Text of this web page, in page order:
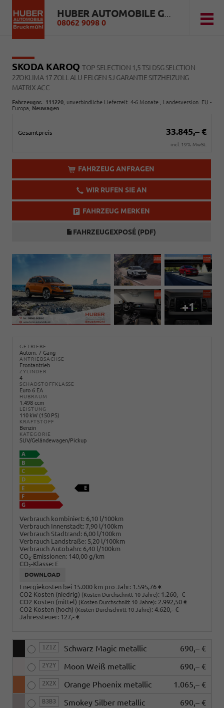
HUBER AUTOMOBILE GMBH
08062 9098 0
SKODA KAROQTOP SELECTION 1,5 TSI DSG SELCTION
2ZOKLIMA 17 ZOLL ALU FELGEN 5J GARANTIE SITZHEIZUNG
MATRIX ACC
Fahrzeugnr.: 111220 , unverbindliche Lieferzeit: 4-6 Monate , Landesversion: EU -
Europa, Neuwagen
Gesamtpreis 33.845,– €
incl. 19% MwSt.
FAHRZEUG ANFRAGEN
WIR RUFEN SIE AN
FAHRZEUG MERKEN
FAHRZEUGEXPOSÉ (PDF)
+1
GETRIEBE
Autom. 7-Gang
ANTRIEBSACHSE
Frontantrieb
ZYLINDER
4
SCHADSTOFFKLASSE
Euro 6 EA
HUBRAUM
1.498 ccm
LEISTUNG
110 kW (150 PS)
KRAFTSTOFF
Benzin
KATEGORIE
SUV/Geländewagen/Pickup
Verbrauch kombiniert: 6,10 l/100km
Verbrauch Innenstadt: 7,90 l/100km
Verbrauch Stadtrand: 6,00 l/100km
Verbrauch Landstraße: 5,20 l/100km
Verbrauch Autobahn: 6,40 l/100km
CO2-Emissionen: 140,00 g/km
CO2-Klasse: E
DOWNLOAD
Energiekosten bei 15.000 km pro Jahr: 1.595,76 €
CO2 Kosten (niedrig) (Kosten Durchschnitt 10 Jahre): 1.260,- €
CO2 Kosten (mittel) (Kosten Durchschnitt 10 Jahre): 2.992,50 €
CO2 Kosten (hoch) (Kosten Durchschnitt 10 Jahre): 4.620,- €
Jahressteuer: 127,- €
1Z1Z Schwarz Magic metallic 690,– €
2Y2Y Moon Weiß metallic 690,– €
2X2X Orange Phoenix metallic 1.065,– €
B3B3 Smokey Silber metallic 690,– €